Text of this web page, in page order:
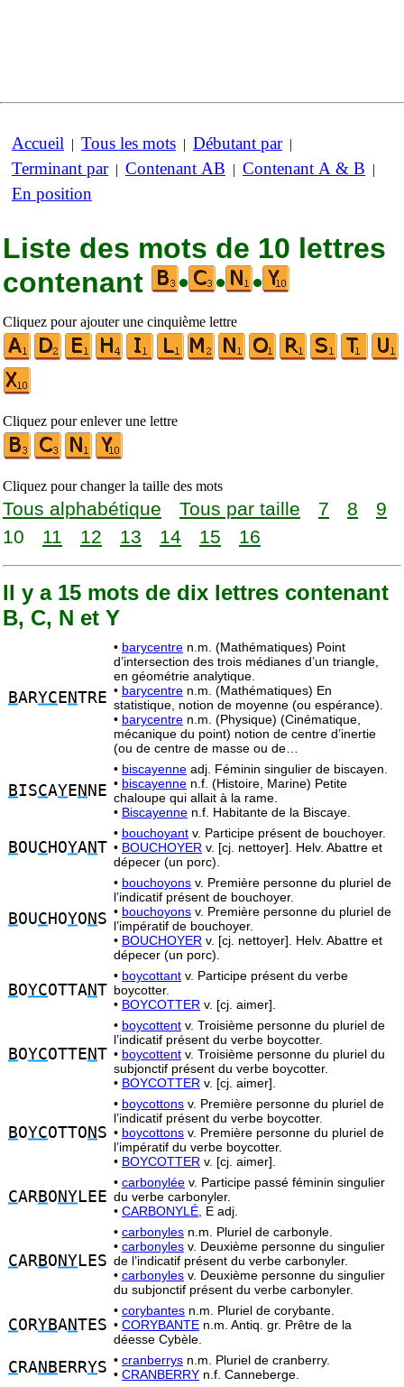
Accueil | Tous les mots | Débutant par|
Terminant par| Contenant AB | Contenant A & B |
En position
Liste des mots de 10 lettres
contenant
• • •
Cliquez pour ajouter une cinquième lettre
Cliquez pour enlever une lettre
Cliquez pour changer la taille des mots
Tous alphabétique Tous par taille 7 8
9
10
11 12 13 14 15 16
Il y a 15 mots de dix lettres contenant
B, C, N et Y
BARYC E NTRE
• barycentre n.m. (Mathématiques) Point
d’intersection des trois médianes d’un triangle,
en géométrie analytique.
• barycentre n.m. (Mathématiques) En
statistique, notion de moyenne (ou espérance).
• barycentre n.m. (Physique) (Cinématique,
mécanique du point) notion de centre d’inertie
(ou de centre de masse ou de…
BISCAYE N NE
• biscayenne adj. Féminin singulier de biscayen.
• biscayenne n.f. (Histoire, Marine) Petite
chaloupe qui allait à la rame.
• Biscayenne n.f. Habitante de la Biscaye.
BOUC HOYANT
• bouchoyant v. Participe présent de bouchoyer.
• BOUCHOYER v. [cj. nettoyer]. Helv. Abattre et
dépecer (un porc).
BOUC HOYO N S
• bouchoyons v. Première personne du pluriel de
l’indicatif présent de bouchoyer.
• bouchoyons v. Première personne du pluriel de
l’impératif de bouchoyer.
• BOUCHOYER v. [cj. nettoyer]. Helv. Abattre et
dépecer (un porc).
BOYCOTTANT
• boycottant v. Participe présent du verbe
boycotter.
• BOYCOTTER v. [cj. aimer].
BOYCOTTE NT
• boycottent v. Troisième personne du pluriel de
l’indicatif présent du verbe boycotter.
• boycottent v. Troisième personne du pluriel du
subjonctif présent du verbe boycotter.
• BOYCOTTER v. [cj. aimer].
BOYCOTTO N S
• boycottons v. Première personne du pluriel de
l’indicatif présent du verbe boycotter.
• boycottons v. Première personne du pluriel de
l’impératif du verbe boycotter.
• BOYCOTTER v. [cj. aimer].
CARBO NYLEE
• carbonylée v. Participe passé féminin singulier
du verbe carbonyler.
• CARBONYLÉ, E adj.
CARBO NYLES
• carbonyles n.m. Pluriel de carbonyle.
• carbonyles v. Deuxième personne du singulier
de l’indicatif présent du verbe carbonyler.
• carbonyles v. Deuxième personne du singulier
du subjonctif présent du verbe carbonyler.
CORYBANTES
• corybantes n.m. Pluriel de corybante.
• CORYBANTE n.m. Antiq. gr. Prêtre de la
déesse Cybèle.
C RANB ERRYS • cranberrys n.m. Pluriel de cranberry.
• CRANBERRY n.f. Canneberge.